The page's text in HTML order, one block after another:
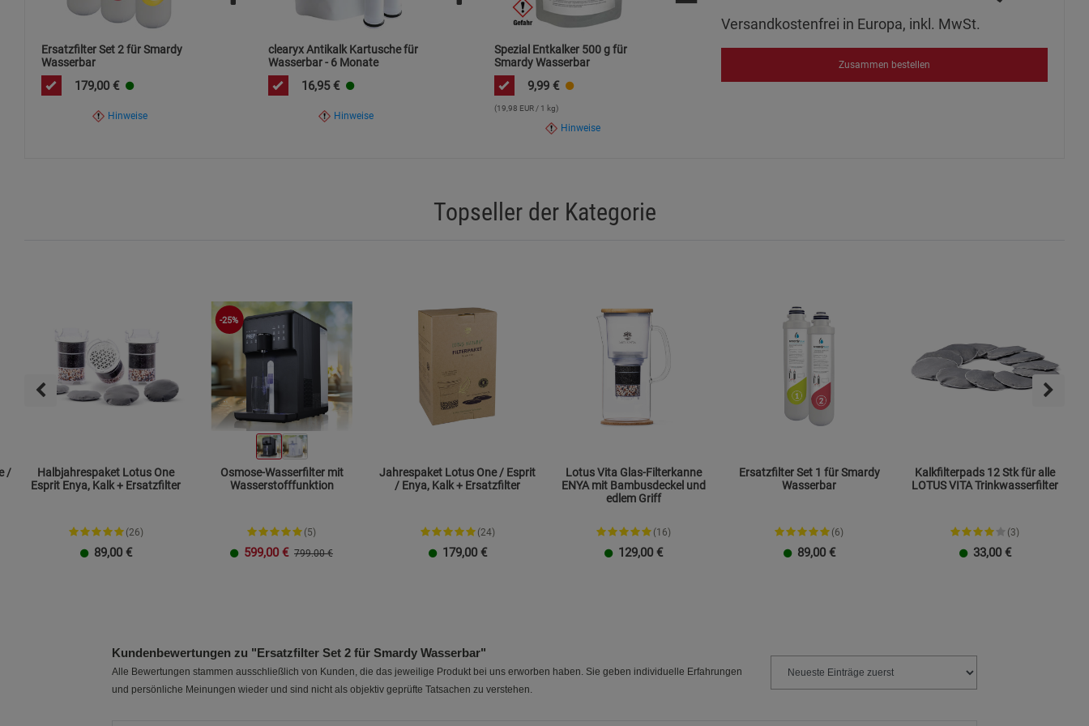
Ersatzfilter Set 2 für Smardy
Wasserbar
179,00 €
Hinweise
clearyx Antikalk Kartusche für
Wasserbar - 6 Monate
16,95 €
Hinweise
Spezial Entkalker 500 g für
Smardy Wasserbar
9,99 €
(19,98 EUR / 1 kg)
Hinweise
Versandkostenfrei in Europa, inkl. MwSt.
Zusammen bestellen
Topseller der Kategorie
/
Halbjahrespaket Lotus One
Esprit Enya, Kalk + Ersatzfilter
(26)
89,00 €
-25%
Osmose-Wasserfilter mit
Wasserstofffunktion
(5)
599,00 € 799.00 €
Jahrespaket Lotus One / Esprit
/ Enya, Kalk + Ersatzfilter
(24)
179,00 €
Lotus Vita Glas-Filterkanne
ENYA mit Bambusdeckel und
edlem Griff
(16)
129,00 €
Ersatzfilter Set 1 für Smardy
Wasserbar
(6)
89,00 €
Kalkfilterpads 12 Stk für alle
LOTUS VITA Trinkwasserfilter
(3)
33,00 €
Kundenbewertungen zu "Ersatzfilter Set 2 für Smardy Wasserbar"
Alle Bewertungen stammen ausschließlich von Kunden, die das jeweilige Produkt bei uns erworben haben. Sie geben individuelle Erfahrungen
und persönliche Meinungen wieder und sind nicht als objektiv geprüfte Tatsachen zu verstehen.